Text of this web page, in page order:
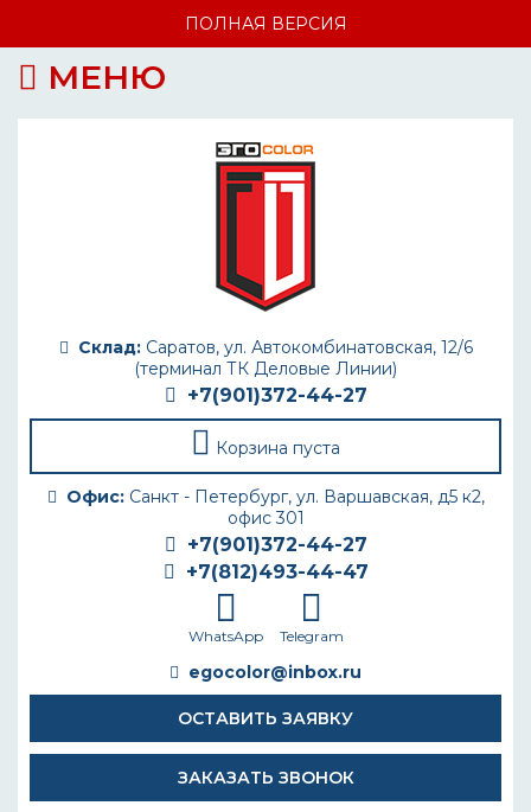
ПОЛНАЯ ВЕРСИЯ
МЕНЮ
Склад:Саратов, ул. Автокомбинатовская, 12/6
(терминал ТК Деловые Линии)
+7(901)372-44-27
Корзина пуста
Офис:Санкт - Петербург, ул. Варшавская, д5 к2,
офис 301
+7(901)372-44-27
+7(812)493-44-47
WhatsApp Telegram
egocolor@inbox.ru
ОСТАВИТЬ ЗАЯВКУ
ЗАКАЗАТЬ ЗВОНОК